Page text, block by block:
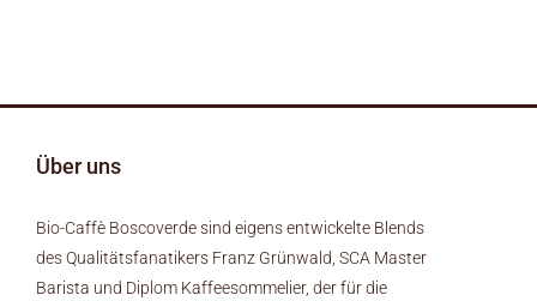
Über uns
Bio-Caffè Boscoverde sind eigens entwickelte Blends
des Qualitätsfanatikers Franz Grünwald, SCA Master
Barista und Diplom Kaffeesommelier, der für die